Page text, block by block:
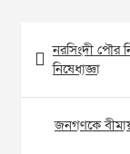
navigation
নরসিংদী পৌর
নিষেধাজ্ঞা
জনগণকে বীমায়